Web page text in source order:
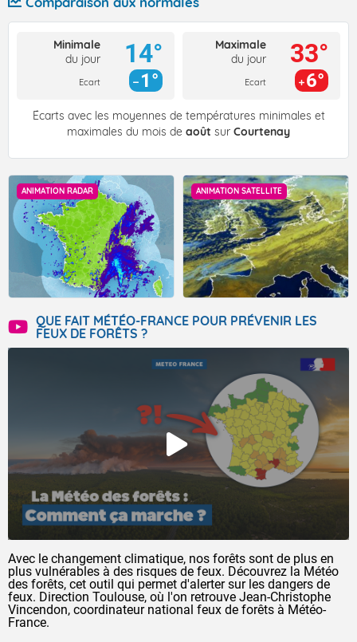
Minimale
du jour
Ecart
14°
1°
Maximale
du jour
Ecart
33°
6°
Écarts avec les moyennes de températures minimales et
maximales du mois de août sur Courtenay
ANIMATION RADAR ANIMATION SATELLITE
QUE FAIT MÉTÉO-FRANCE POUR PRÉVENIR LES
FEUX DE FORÊTS ?
Avec le changement climatique, nos forêts sont de plus en
plus vulnérables à des risques de feux. Découvrez la Météo
des forêts, cet outil qui permet d'alerter sur les dangers de
feux. Direction Toulouse, où l'on retrouve Jean-Christophe
Vincendon, coordinateur national feux de forêts à Météo-
France.